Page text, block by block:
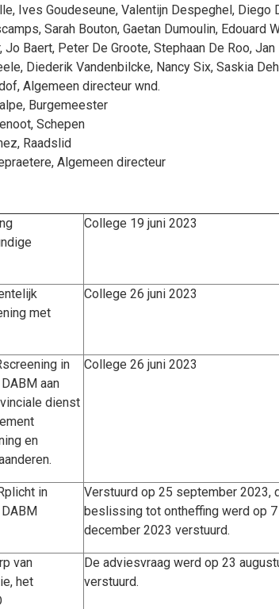
, Ives Goudeseune, Valentijn Despeghel, Diego
, Sarah Bouton, Gaetan Dumoulin, Edouard
, Jo Baert, Peter De Groote, Stephaan De Roo, Jan
, Diederik Vandenbilcke, Nancy Six, Saskia
, Algemeen directeur wnd.
, Burgemeester
, Schepen
, Raadslid
, Algemeen directeur
College 19 juni 2023
met
College 26 juni 2023
in
aan
dienst
en
College 26 juni 2023
in
Verstuurd op 25 september 2023,
beslissing tot ontheffing werd op 7
december 2023 verstuurd.
van
het
De adviesvraag werd op 23
verstuurd.